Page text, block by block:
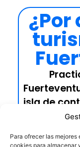
Para ofrecer las
cookies para almacenar
¿Por
isla de
las